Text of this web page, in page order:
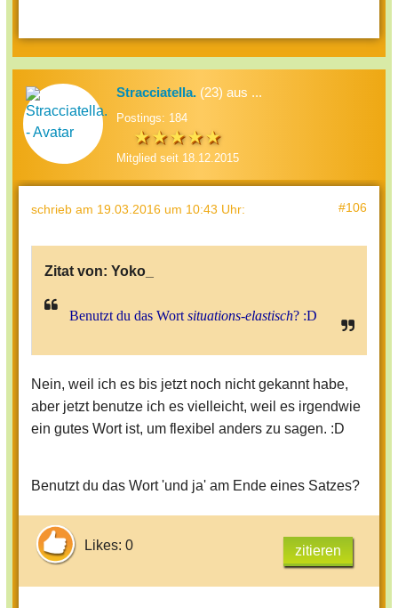
Stracciatella. (23) aus ...
Postings: 184
Mitglied seit 18.12.2015
schrieb am 19.03.2016 um 10:43 Uhr: #106
Zitat von: Yoko_
Benutzt du das Wort situations-elastisch? :D
Nein, weil ich es bis jetzt noch nicht gekannt habe,
aber jetzt benutze ich es vielleicht, weil es irgendwie
ein gutes Wort ist, um flexibel anders zu sagen. :D
Benutzt du das Wort 'und ja' am Ende eines Satzes?
Likes: 0 zitieren